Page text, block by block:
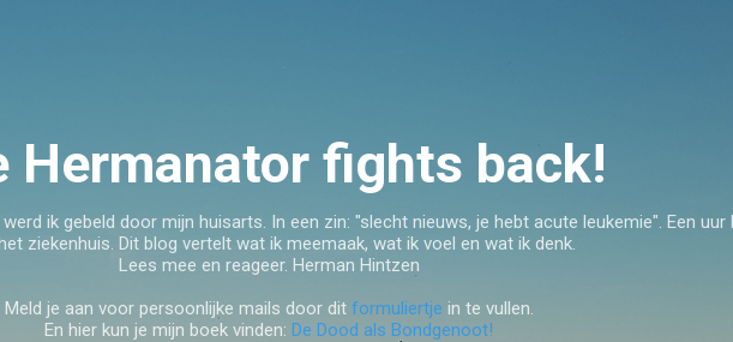
Hermanator fights back!
ik gebeld door mijn huisarts. In een zin: "slecht nieuws, je hebt acute leukemie". Een
ziekenhuis. Dit blog vertelt wat ik meemaak, wat ik voel en wat ik denk.
Lees mee en reageer. Herman Hintzen
Meld je aan voor persoonlijke mails door dit formuliertje in te vullen.
En hier kun je mijn boek vinden: De Dood als Bondgenoot!